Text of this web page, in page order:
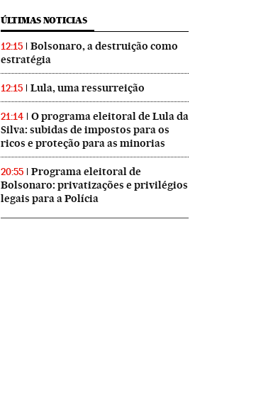
ÚLTIMAS NOTICIAS
12:15
Bolsonaro, a destruição como
estratégia
12:15 Lula, uma ressurreição
21:14
O programa eleitoral de Lula da
Silva: subidas de impostos para os
ricos e proteção para as minorias
20:55
Programa eleitoral de
Bolsonaro: privatizações e privilégios
legais para a Polícia